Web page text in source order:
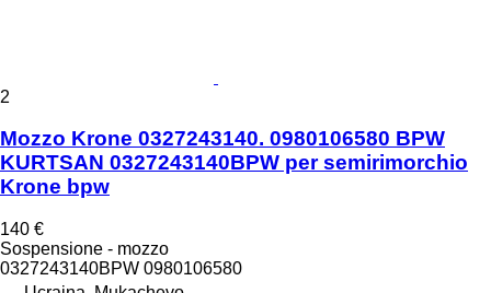
2
Mozzo Krone 0327243140. 0980106580 BPW
KURTSAN 0327243140BPW per semirimorchio
Krone bpw
140 €
Sospensione - mozzo
0327243140BPW 0980106580